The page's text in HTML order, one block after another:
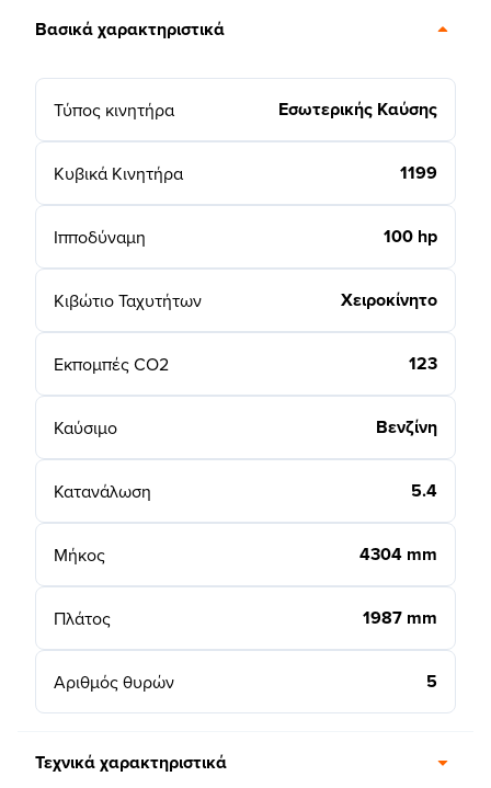
Βασικά χαρακτηριστικά
Τύπος κινητήρα Εσωτερικής Καύσης
Κυβικά Κινητήρα 1199
Ιπποδύναμη 100 hp
Κιβώτιο Ταχυτήτων Χειροκίνητο
Εκπομπές CO2 123
Καύσιμο Βενζίνη
Κατανάλωση 5.4
Μήκος 4304 mm
Πλάτος 1987 mm
Αριθμός θυρών 5
Τεχνικά χαρακτηριστικά